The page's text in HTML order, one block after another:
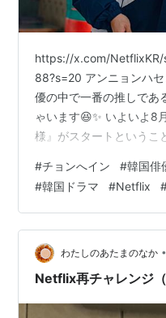
https://x.com/
88?s=20 アンニョンハ
優の中で一番の推しであ
ゃいます😆✨ いよいよ8
様』がスタートというこ
しい経歴、そして韓国現
りとお届けしていきます
https://
チョン・ヘイン / 정해
#チョンへイン #韓国俳
#韓国ドラマ #Netflix
わたしのあたまのなか •
Netflix再チャレンジ